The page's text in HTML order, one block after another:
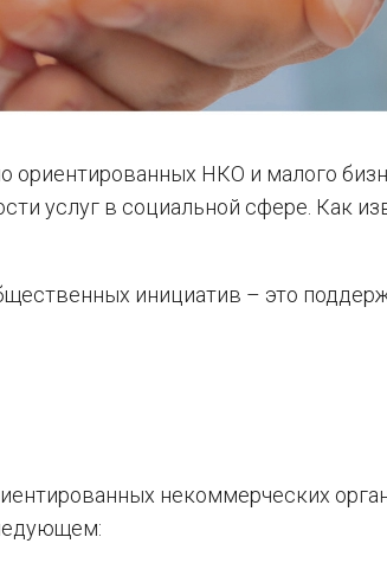
ориентированных НКО и малого
услуг в социальной сфере. Как
инициатив – это
некоммерческих